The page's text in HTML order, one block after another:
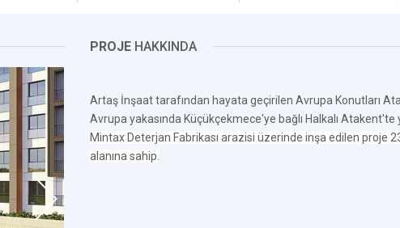
PROJE HAKKINDA
Artaş İnşaat tarafından hayata geçirilen Avrupa Konutları
Avrupa yakasında Küçükçekmece'ye bağlı Halkalı Atakent'te
Mintax Deterjan Fabrikası arazisi üzerinde inşa edilen proje
alanına sahip.